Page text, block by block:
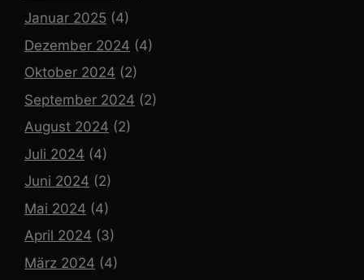
Januar 2025 (4)
Dezember 2024 (4)
Oktober 2024 (2)
September 2024 (2)
August 2024 (2)
Juli 2024 (4)
Juni 2024 (2)
Mai 2024 (4)
April 2024 (3)
März 2024 (4)